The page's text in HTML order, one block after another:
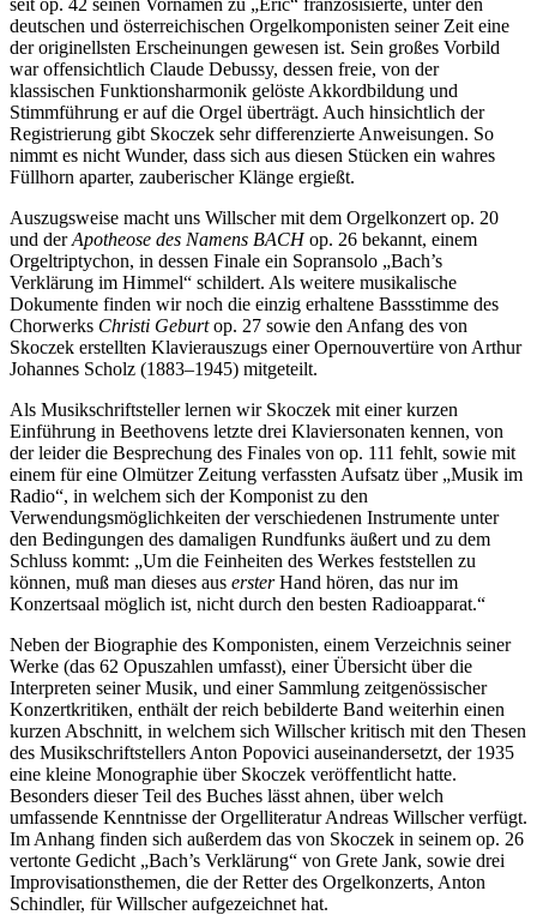
deutschen und österreichischen Orgelkomponisten seiner Zeit eine
der originellsten Erscheinungen gewesen ist. Sein großes Vorbild
war offensichtlich Claude Debussy, dessen freie, von der
klassischen Funktionsharmonik gelöste Akkordbildung und
Stimmführung er auf die Orgel überträgt. Auch hinsichtlich der
Registrierung gibt Skoczek sehr differenzierte Anweisungen. So
nimmt es nicht Wunder, dass sich aus diesen Stücken ein wahres
Füllhorn aparter, zauberischer Klänge ergießt.
Auszugsweise macht uns Willscher mit dem Orgelkonzert op. 20
und derApotheose des Namens BACHop. 26 bekannt, einem
Orgeltriptychon, in dessen Finale ein Sopransolo „Bach’s
Verklärung im Himmel“ schildert. Als weitere musikalische
Dokumente finden wir noch die einzig erhaltene Bassstimme des
Chorwerks Christi Geburtop. 27 sowie den Anfang des von
Skoczek erstellten Klavierauszugs einer Opernouvertüre von Arthur
Johannes Scholz (1883–1945) mitgeteilt.
Als Musikschriftsteller lernen wir Skoczek mit einer kurzen
Einführung in Beethovens letzte drei Klaviersonaten kennen, von
der leider die Besprechung des Finales von op. 111 fehlt, sowie mit
einem für eine Olmützer Zeitung verfassten Aufsatz über „Musik im
Radio“, in welchem sich der Komponist zu den
Verwendungsmöglichkeiten der verschiedenen Instrumente unter
den Bedingungen des damaligen Rundfunks äußert und zu dem
Schluss kommt: „Um die Feinheiten des Werkes feststellen zu
können, muß man dieses aus ersterHand hören, das nur im
Konzertsaal möglich ist, nicht durch den besten Radioapparat.“
Neben der Biographie des Komponisten, einem Verzeichnis seiner
Werke (das 62 Opuszahlen umfasst), einer Übersicht über die
Interpreten seiner Musik, und einer Sammlung zeitgenössischer
Konzertkritiken, enthält der reich bebilderte Band weiterhin einen
kurzen Abschnitt, in welchem sich Willscher kritisch mit den Thesen
des Musikschriftstellers Anton Popovici auseinandersetzt, der 1935
eine kleine Monographie über Skoczek veröffentlicht hatte.
Besonders dieser Teil des Buches lässt ahnen, über welch
umfassende Kenntnisse der Orgelliteratur Andreas Willscher verfügt.
Im Anhang finden sich außerdem das von Skoczek in seinem op. 26
vertonte Gedicht „Bach’s Verklärung“ von Grete Jank, sowie drei
Improvisationsthemen, die der Retter des Orgelkonzerts, Anton
Schindler, für Willscher aufgezeichnet hat.